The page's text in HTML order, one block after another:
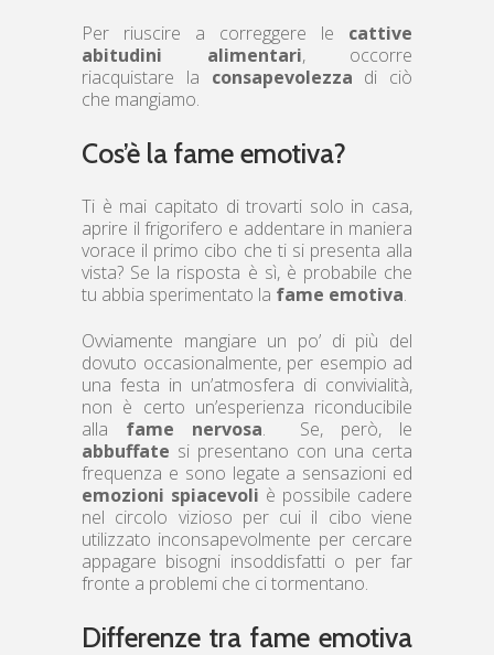
Per riuscire a correggere le cattive
abitudini alimentari, occorre
riacquistare la consapevolezza di ciò
che mangiamo.
Cos’è la fame emotiva?
Ti è mai capitato di trovarti solo in casa,
aprire il frigorifero e addentare in maniera
vorace il primo cibo che ti si presenta alla
vista? Se la risposta è sì, è probabile che
tu abbia sperimentato la fame emotiva.
Ovviamente mangiare un po’ di più del
dovuto occasionalmente, per esempio ad
una festa in un’atmosfera di convivialità,
non è certo un’esperienza riconducibile
alla fame nervosa. Se, però, le
abbuffate si presentano con una certa
frequenza e sono legate a sensazioni ed
emozioni spiacevoli è possibile cadere
nel circolo vizioso per cui il cibo viene
utilizzato inconsapevolmente per cercare
appagare bisogni insoddisfatti o per far
fronte a problemi che ci tormentano.
Differenze tra fame emotiva